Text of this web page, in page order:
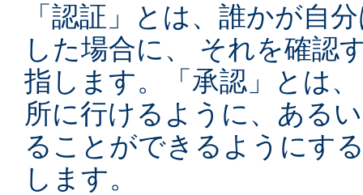
「認証」とは、誰かが自
した場合に、 それを確認
指します。「承認」とは
所に行けるように、ある
ることができるようにす
します。